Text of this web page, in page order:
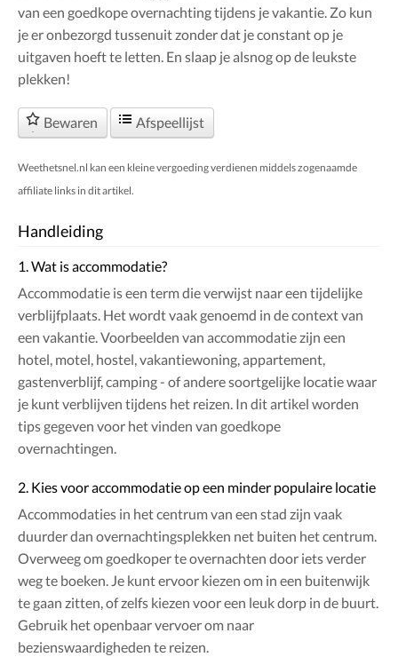
van een goedkope overnachting tijdens je vakantie. Zo kun
je er onbezorgd tussenuit zonder dat je constant op je
uitgaven hoeft te letten. En slaap je alsnog op de leukste
plekken!
Bewaren Afspeellijst
Weethetsnel.nl kan een kleine vergoeding verdienen middels zogenaamde
affiliate links in dit artikel.
Handleiding
1. Wat is accommodatie?
Accommodatie is een term die verwijst naar een tijdelijke
verblijfplaats. Het wordt vaak genoemd in de context van
een vakantie. Voorbeelden van accommodatie zijn een
hotel, motel, hostel, vakantiewoning, appartement,
gastenverblijf, camping - of andere soortgelijke locatie waar
je kunt verblijven tijdens het reizen. In dit artikel worden
tips gegeven voor het vinden van goedkope
overnachtingen.
2. Kies voor accommodatie op een minder populaire locatie
Accommodaties in het centrum van een stad zijn vaak
duurder dan overnachtingsplekken net buiten het centrum.
Overweeg om goedkoper te overnachten door iets verder
weg te boeken. Je kunt ervoor kiezen om in een buitenwijk
te gaan zitten, of zelfs kiezen voor een leuk dorp in de buurt.
Gebruik het openbaar vervoer om naar
bezienswaardigheden te reizen.